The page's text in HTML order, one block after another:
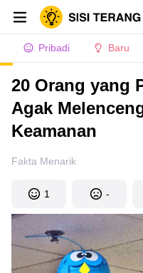
Pribadi Baru
20 Orang yang
Agak
Keamanan
Fakta Menarik
1 -